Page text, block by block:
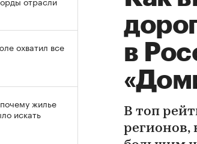
в
В топ
регионов,
охватил все
жилье
искать